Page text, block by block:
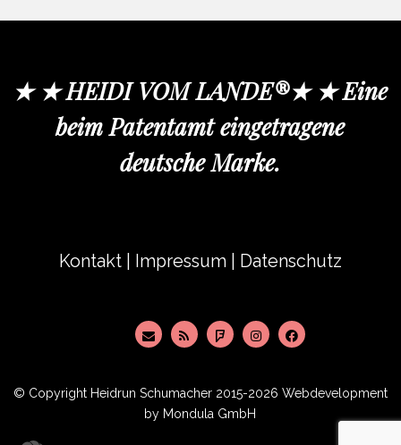
★ ★ HEIDI VOM LANDE®★ ★ Eine
beim Patentamt eingetragene
deutsche Marke.
Kontakt Impressum Datenschutz
© Copyright Heidrun Schumacher 2015-2026 Webdevelopment
by Mondula GmbH